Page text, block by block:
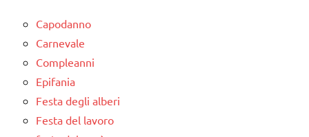
Capodanno
Carnevale
Compleanni
Epifania
Festa degli alberi
Festa del lavoro